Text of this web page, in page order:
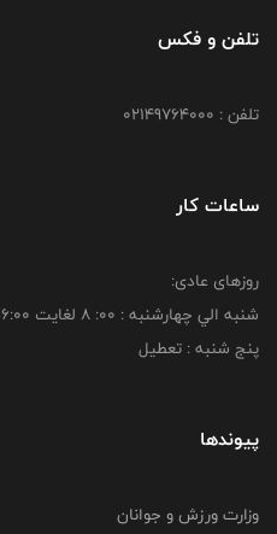
تلفن و فکس
تلفن : 02149764000
ساعات کار
روزهای عادی:
شنبه الي چهارشنبه : 00: 8 لغايت 16:00
پنج شنبه : تعطیل
پیوندها
وزارت ورزش و جوانان